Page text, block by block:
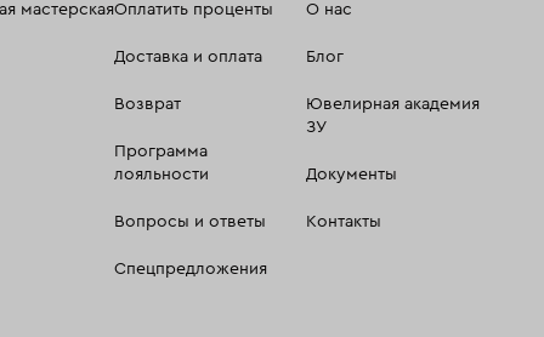
мастерскаяОплатить проценты
Доставка и оплата
Возврат
Программа
лояльности
Вопросы и ответы
Спецпредложения
О нас
Блог
Ювелирная академия
ЗУ
Документы
Контакты